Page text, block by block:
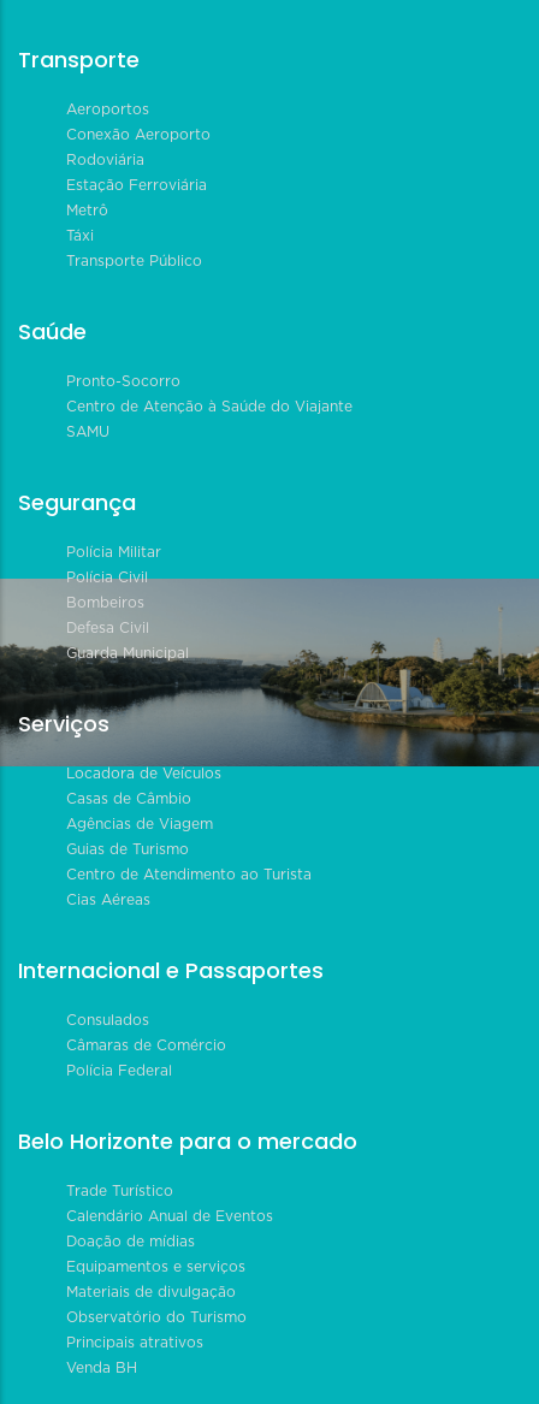
Transporte
Aeroportos
Conexão Aeroporto
Rodoviária
Estação Ferroviária
Metrô
Táxi
Transporte Público
Saúde
Pronto-Socorro
Centro de Atenção à Saúde do Viajante
SAMU
Segurança
Polícia Militar
Polícia Civil
Bombeiros
Defesa Civil
Guarda Municipal
Serviços
Locadora de Veículos
Casas de Câmbio
Agências de Viagem
Guias de Turismo
Centro de Atendimento ao Turista
Cias Aéreas
Internacional e Passaportes
Consulados
Câmaras de Comércio
Polícia Federal
Belo Horizonte para o mercado
Trade Turístico
Calendário Anual de Eventos
Doação de mídias
Equipamentos e serviços
Materiais de divulgação
Observatório do Turismo
Principais atrativos
Venda BH